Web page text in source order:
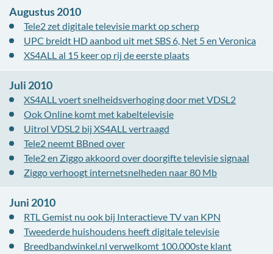
Augustus 2010
Tele2 zet digitale televisie markt op scherp
UPC breidt HD aanbod uit met SBS 6, Net 5 en Veronica
XS4ALL al 15 keer op rij de eerste plaats
Juli 2010
XS4ALL voert snelheidsverhoging door met VDSL2
Ook Online komt met kabeltelevisie
Uitrol VDSL2 bij XS4ALL vertraagd
Tele2 neemt BBned over
Tele2 en Ziggo akkoord over doorgifte televisie signaal
Ziggo verhoogt internetsnelheden naar 80 Mb
Juni 2010
RTL Gemist nu ook bij Interactieve TV van KPN
Tweederde huishoudens heeft digitale televisie
Breedbandwinkel.nl verwelkomt 100.000ste klant